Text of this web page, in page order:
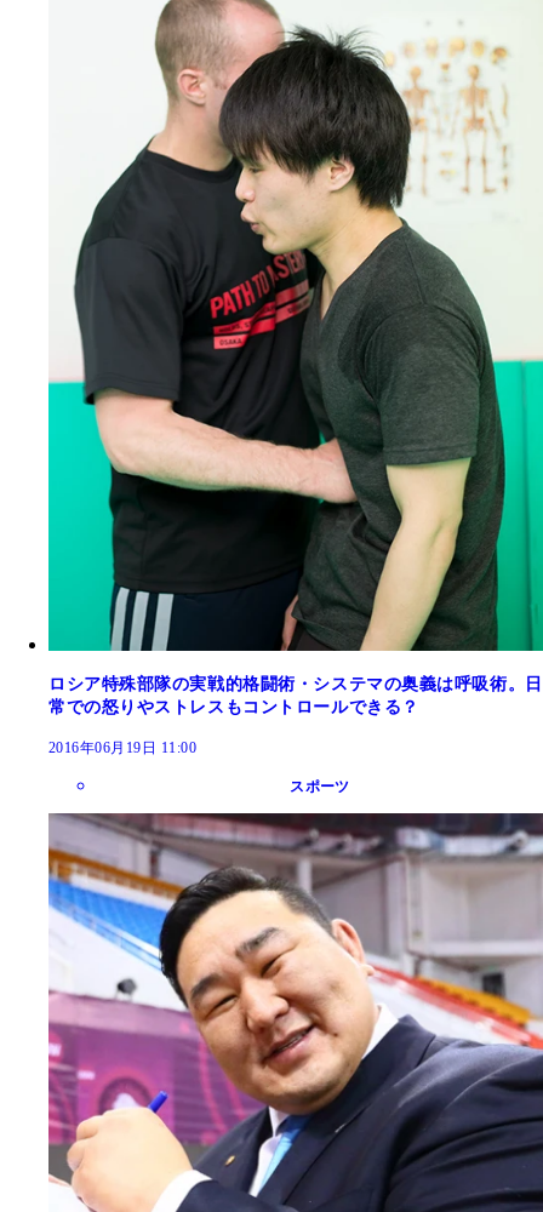
ロシア特殊部隊の実戦的格闘術・システマの奥義は呼吸術。日
常での怒りやストレスもコントロールできる？
2016年06月19日 11:00
スポーツ